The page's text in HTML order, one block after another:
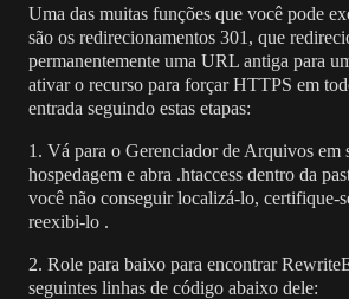
Uma das muitas funções que você pode
são os redirecionamentos 301, que
permanentemente uma URL antiga para
ativar o recurso para forçar HTTPS em
entrada seguindo estas etapas:
1. Vá para o Gerenciador de Arquivos em
hospedagem e abra .htaccess dentro da
você não conseguir localizá-lo, certifique-
reexibi-lo .
2. Role para baixo para encontrar
seguintes linhas de código abaixo dele: